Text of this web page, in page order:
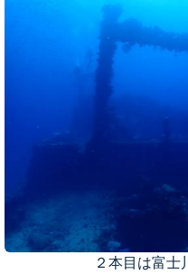
２本目は富士